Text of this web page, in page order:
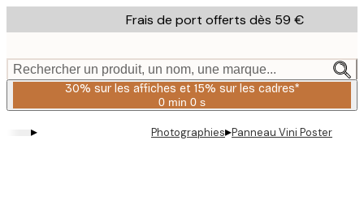
to
content.
Frais de port offerts dès 59 €
Rechercher un produit, un nom, une marque...
30% sur les affiches et 15% sur les cadres*
0 min 0 s
Valable
:
▸ Photographies▸Panneau Vini Poster